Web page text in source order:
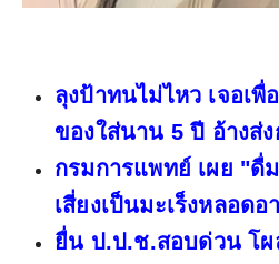
ลุงป้าทนไม่ไหว เจอเ
ของใส่นาน 5 ปี อ้างส่
กรมการแพทย์ เผย "ดื่
เสี่ยงเป็นมะเร็งหลอด
ยื่น ป.ป.ช.สอบด่วน โ